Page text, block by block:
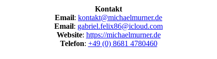
Kontakt
Email: kontakt@michaelmurner.de
Email: gabriel.felix86@icloud.com
Website: https://michaelmurner.de
Telefon: +49 (0) 8681 4780460